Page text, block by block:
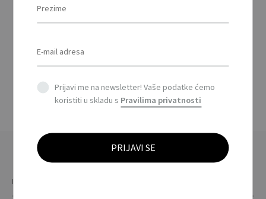
muška košulja 140g /
This
has
multiple
The
options
may
Prijavi me na newsletter! Vaše podatke ćemo
koristiti u skladu s Pravilima privatnosti